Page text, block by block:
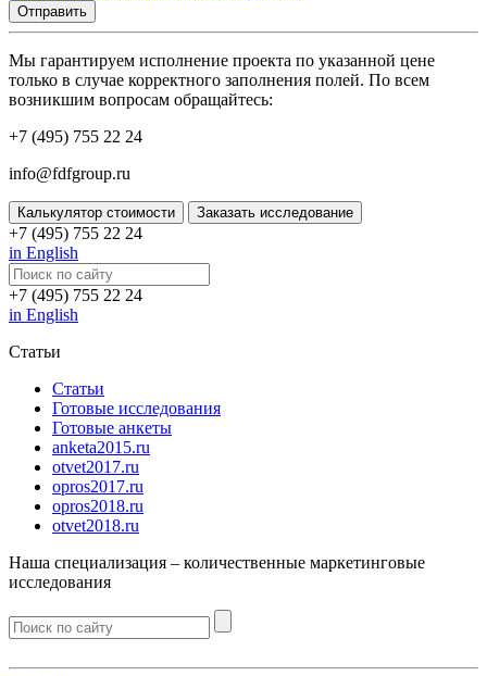
Мы гарантируем исполнение проекта по указанной цене
только в случае корректного заполнения полей. По всем
возникшим вопросам обращайтесь:
+7 (495) 755 22 24
info@fdfgroup.ru
Калькулятор стоимости Заказать исследование
+7 (495) 755 22 24
in English
+7 (495) 755 22 24
in English
Статьи
Статьи
Готовые исследования
Готовые анкеты
anketa2015.ru
otvet2017.ru
opros2017.ru
opros2018.ru
otvet2018.ru
Наша специализация – количественные маркетинговые
исследования